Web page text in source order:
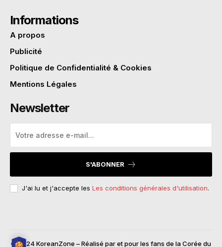
Informations
A propos
Publicité
Politique de Confidentialité & Cookies
Mentions Légales
Newsletter
S'ABONNER
J'ai lu et j'accepte les Les conditions générales d'utilisation.
© 2024 KoreanZone – Réalisé par et pour les fans de la Corée du